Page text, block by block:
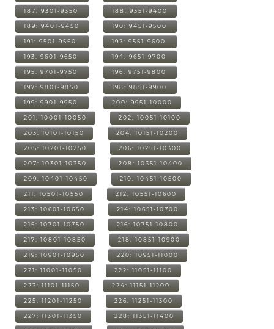
187: 9301-9350 188: 9351-9400
189: 9401-9450 190: 9451-9500
191: 9501-9550 192: 9551-9600
193: 9601-9650 194: 9651-9700
195: 9701-9750 196: 9751-9800
197: 9801-9850 198: 9851-9900
199: 9901-9950 200: 9951-10000
201: 10001-10050 202: 10051-10100
203: 10101-10150 204: 10151-10200
205: 10201-10250 206: 10251-10300
207: 10301-10350 208: 10351-10400
209: 10401-10450 210: 10451-10500
211: 10501-10550 212: 10551-10600
213: 10601-10650 214: 10651-10700
215: 10701-10750 216: 10751-10800
217: 10801-10850 218: 10851-10900
219: 10901-10950 220: 10951-11000
221: 11001-11050 222: 11051-11100
223: 11101-11150 224: 11151-11200
225: 11201-11250 226: 11251-11300
227: 11301-11350 228: 11351-11400